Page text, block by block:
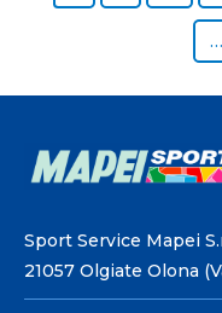
…
Sport Service Mapei
21057 Olgiate Olona